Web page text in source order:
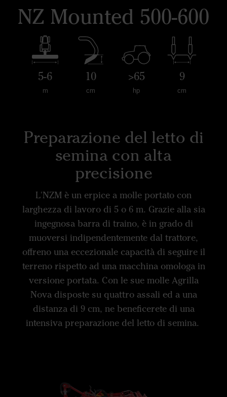
NZ Mounted 500-600
5-6
m
10
cm
>65
hp
9
cm
Preparazione del letto di
semina con alta
precisione
L'NZM è un erpice a molle portato con
larghezza di lavoro di 5 o 6 m. Grazie alla sia
ingegnosa barra di traino, è in grado di
muoversi indipendentemente dal trattore,
offreno una eccezionale capacità di seguire il
terreno rispetto ad una macchina omologa in
versione portata. Con le sue molle Agrilla
Nova disposte su quattro assali ed a una
distanza di 9 cm, ne beneficerete di una
intensiva preparazione del letto di semina.